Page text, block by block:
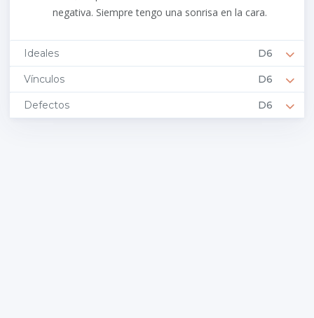
negativa. Siempre tengo una sonrisa en la cara.
Ideales D6
Vínculos D6
Defectos D6